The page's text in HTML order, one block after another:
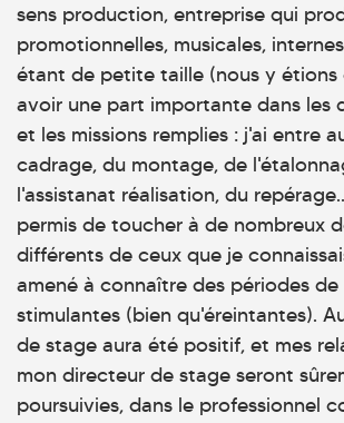
sens production, entreprise qui
promotionnelles, musicales,
étant de petite taille (nous y étions
avoir une part importante dans les
et les missions remplies : j'ai entre
cadrage, du montage, de
l'assistanat réalisation, du
permis de toucher à de nombreux
différents de ceux que je
amené à connaître des périodes de
stimulantes (bien qu'éreintantes).
de stage aura été positif, et mes
mon directeur de stage seront
poursuivies, dans le professionnel